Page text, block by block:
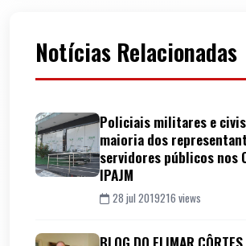
Notícias Relacionadas
Policiais militares e
maioria dos
servidores públicos nos
IPAJM
28 jul 2019216 views